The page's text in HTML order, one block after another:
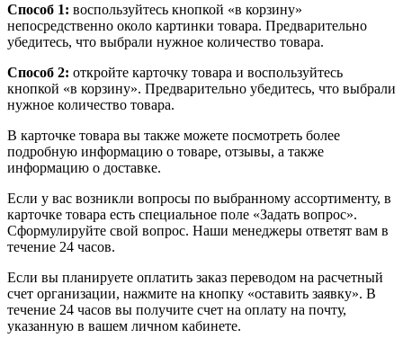
Способ 1: воспользуйтесь кнопкой «в корзину»
непосредственно около картинки товара. Предварительно
убедитесь, что выбрали нужное количество товара.
Способ 2: откройте карточку товара и воспользуйтесь
кнопкой «в корзину». Предварительно убедитесь, что выбрали
нужное количество товара.
В карточке товара вы также можете посмотреть более
подробную информацию о товаре, отзывы, а также
информацию о доставке.
Если у вас возникли вопросы по выбранному ассортименту, в
карточке товара есть специальное поле «Задать вопрос».
Сформулируйте свой вопрос. Наши менеджеры ответят вам в
течение 24 часов.
Если вы планируете оплатить заказ переводом на расчетный
счет организации, нажмите на кнопку «оставить заявку». В
течение 24 часов вы получите счет на оплату на почту,
указанную в вашем личном кабинете.